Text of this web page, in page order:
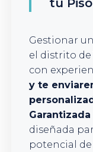
tu
Gestionar
el distrito de
con
y te
diseñada
potencial de